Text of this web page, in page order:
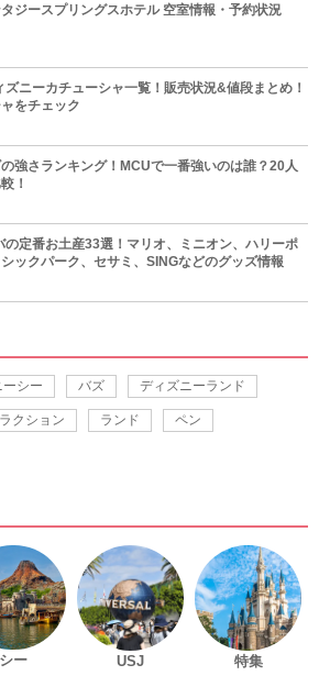
タジースプリングスホテル 空室情報・予約状況
ズニーカチューシャ一覧！販売状況&値段まとめ！
をチェック
強さランキング！MCUで一番強いのは誰？20人
！
の定番お土産33選！マリオ、ミニオン、ハリーポ
ックパーク、セサミ、SINGなどのグッズ情報
シー バズ ディズニーランド
クション ランド ペン
シー USJ 特集